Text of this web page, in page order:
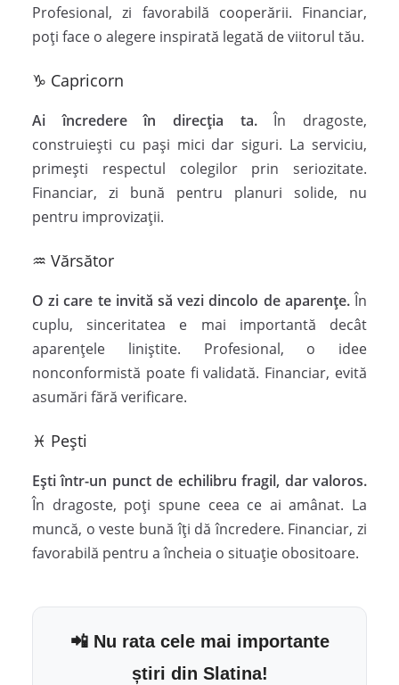
Profesional, zi favorabilă cooperării. Financiar,
poți face o alegere inspirată legată de viitorul tău.
♑ Capricorn
Ai încredere în direcția ta.În dragoste,
construiești cu pași mici dar siguri. La serviciu,
primești respectul colegilor prin seriozitate.
Financiar, zi bună pentru planuri solide, nu
pentru improvizații.
♒ Vărsător
O zi care te invită să vezi dincolo de aparențe.În
cuplu, sinceritatea e mai importantă decât
aparențele liniștite. Profesional, o idee
nonconformistă poate fi validată. Financiar, evită
asumări fără verificare.
♓ Pești
Ești într-un punct de echilibru fragil, dar valoros.
În dragoste, poți spune ceea ce ai amânat. La
muncă, o veste bună îți dă încredere. Financiar, zi
favorabilă pentru a încheia o situație obositoare.
📲 Nu rata cele mai importante
știri din Slatina!